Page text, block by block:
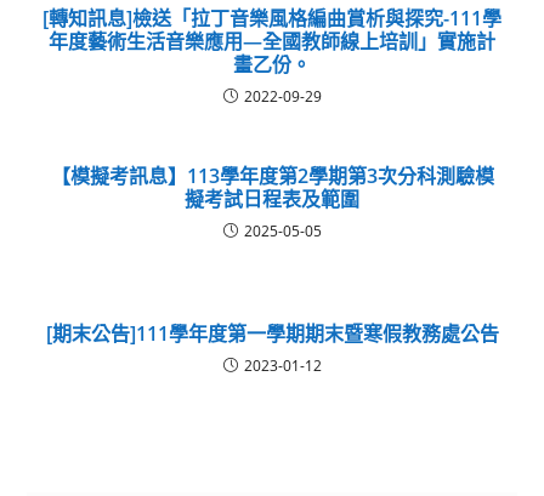
[轉知訊息]檢送「拉丁音樂風格編曲賞析與探究-111學
年度藝術生活音樂應用—全國教師線上培訓」實施計
畫乙份。
2022-09-29
【模擬考訊息】113學年度第2學期第3次分科測驗模
擬考試日程表及範圍
2025-05-05
[期末公告]111學年度第一學期期末暨寒假教務處公告
2023-01-12